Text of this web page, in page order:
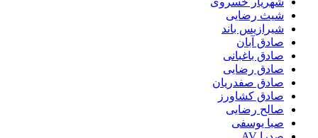
شیث رضایی
شیرازیس باند
صادق آبان
صادق باغبانی
صادق رضایی
صادق صفدریان
صادق کشاورز
صالح رضایی
صبا یوسفی